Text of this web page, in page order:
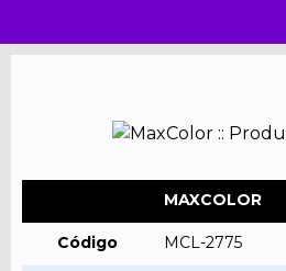
MAXCOLOR
Código MCL-2775